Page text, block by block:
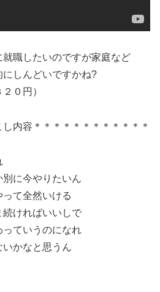
職したいのですが家庭など
しんどいですかね?
０円）
内容＊＊＊＊＊＊＊＊＊＊＊＊
に今やりたいん
て全然いける
ければいいしで
ていうのになれ
かなと思うん